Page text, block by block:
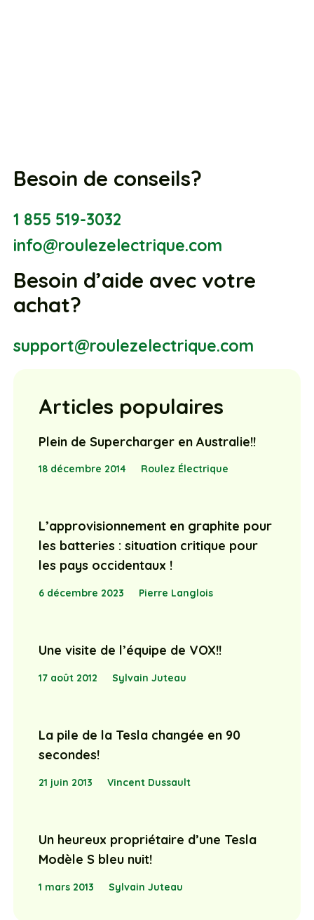
Besoin de conseils?
1 855 519-3032
info@roulezelectrique.com
Besoin d’aide avec votre
achat?
support@roulezelectrique.com
Articles populaires
Plein de Supercharger en Australie!!
18 décembre 2014 Roulez Électrique
L’approvisionnement en graphite pour
les batteries : situation critique pour
les pays occidentaux !
6 décembre 2023 Pierre Langlois
Une visite de l’équipe de VOX!!
17 août 2012 Sylvain Juteau
La pile de la Tesla changée en 90
secondes!
21 juin 2013 Vincent Dussault
Un heureux propriétaire d’une Tesla
Modèle S bleu nuit!
1 mars 2013 Sylvain Juteau